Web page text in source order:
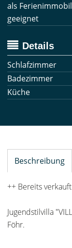
als
geeignet
Details
Schlafzimmer
Badezimmer
Küche
Beschreibung
++ Bereits
Jugendstilvilla
Föhr.